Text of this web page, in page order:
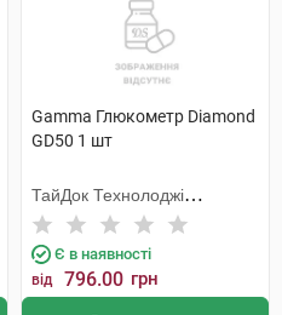
Gamma Глюкометр Diamond
GD50 1 шт
ТайДок Технолоджі
Корпорейшн
Є в наявності
від 796.00 грн